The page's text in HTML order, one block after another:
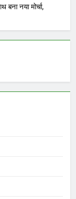
बना नया मोर्चा,